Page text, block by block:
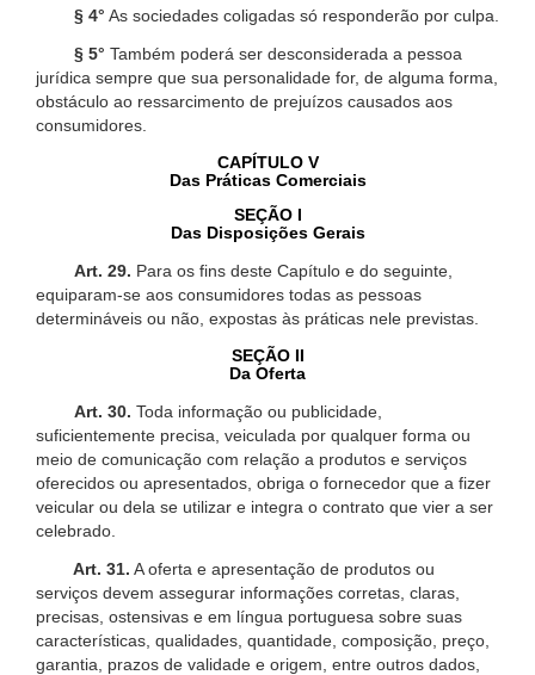
§ 4° As sociedades coligadas só responderão por culpa.
§ 5° Também poderá ser desconsiderada a pessoa
jurídica sempre que sua personalidade for, de alguma forma,
obstáculo ao ressarcimento de prejuízos causados aos
consumidores.
CAPÍTULO V
Das Práticas Comerciais
SEÇÃO I
Das Disposições Gerais
Art. 29. Para os fins deste Capítulo e do seguinte,
equiparam-se aos consumidores todas as pessoas
determináveis ou não, expostas às práticas nele previstas.
SEÇÃO II
Da Oferta
Art. 30. Toda informação ou publicidade,
suficientemente precisa, veiculada por qualquer forma ou
meio de comunicação com relação a produtos e serviços
oferecidos ou apresentados, obriga o fornecedor que a fizer
veicular ou dela se utilizar e integra o contrato que vier a ser
celebrado.
Art. 31. A oferta e apresentação de produtos ou
serviços devem assegurar informações corretas, claras,
precisas, ostensivas e em língua portuguesa sobre suas
características, qualidades, quantidade, composição, preço,
garantia, prazos de validade e origem, entre outros dados,